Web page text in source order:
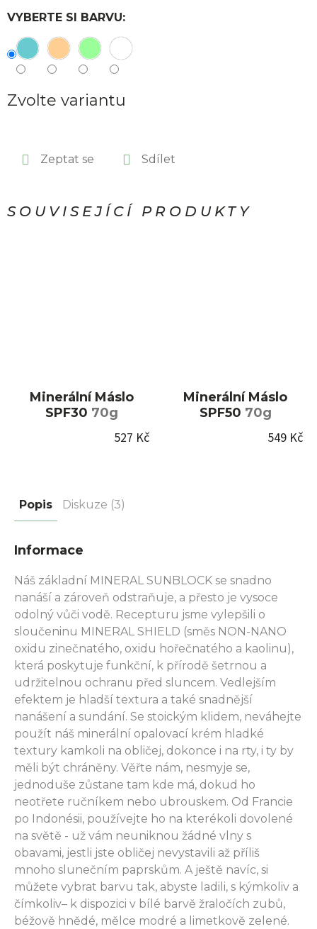
Zvolte variantu
VYBERTE SI BARVU:
Zeptat se Sdílet
SOUVISEJÍCÍ PRODUKTY
Minerální Máslo
SPF30 70g
527 Kč
Minerální Máslo
SPF50 70g
549 Kč
Popis Diskuze (3)
Informace
Náš základní MINERAL SUNBLOCK se snadno
nanáší a zároveň odstraňuje, a přesto je vysoce
odolný vůči vodě. Recepturu jsme vylepšili o
sloučeninu MINERAL SHIELD (směs NON-NANO
oxidu zinečnatého, oxidu hořečnatého a kaolinu),
která poskytuje funkční, k přírodě šetrnou a
udržitelnou ochranu před sluncem. Vedlejším
efektem je hladší textura a také snadnější
nanášení a sundání. Se stoickým klidem, neváhejte
použít náš minerální opalovací krém hladké
textury kamkoli na obličej, dokonce i na rty, i ty by
měli být chráněny. Věřte nám, nesmyje se,
jednoduše zůstane tam kde má, dokud ho
neotřete ručníkem nebo ubrouskem. Od Francie
po Indonésii, používejte ho na kterékoli dovolené
na světě - už vám neuniknou žádné vlny s
obavami, jestli jste obličej nevystavili až příliš
mnoho slunečním paprskům. A ještě navíc, si
můžete vybrat barvu tak, abyste ladili, s kýmkoliv a
čímkoliv– k dispozici v bílé barvě žraločích zubů,
béžově hnědé, mělce modré a limetkově zelené.